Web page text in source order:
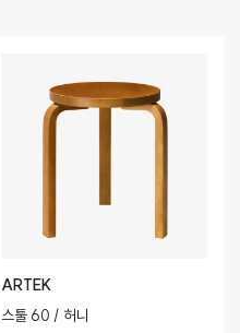
ARTEK
스툴 60 / 허니